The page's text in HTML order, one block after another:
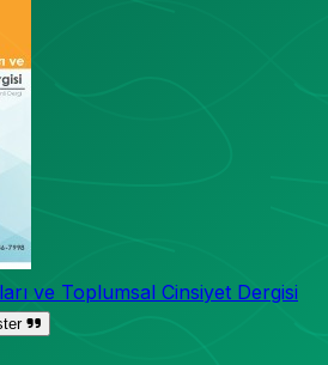
ve Toplumsal Cinsiyet Dergisi